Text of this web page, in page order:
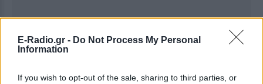
E-Radio.gr - Do Not Process My Personal
Information
If you wish to opt-out of the sale, sharing to third parties, or